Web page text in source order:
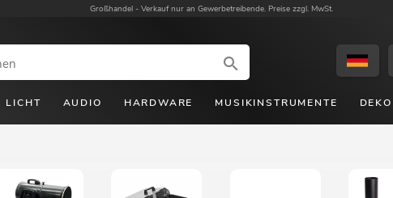
Großhandel - Verkauf nur an Gewerbetreibende. Preise zzgl. MwSt.
LICHT AUDIO HARDWARE MUSIKINSTRUMENTE